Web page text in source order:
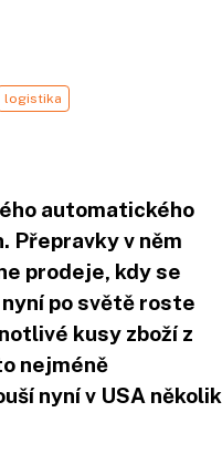
logistika
automatického
Přepravky v něm
prodeje, kdy se
po světě roste
kusy zboží z
nejméně
nyní v USA několik